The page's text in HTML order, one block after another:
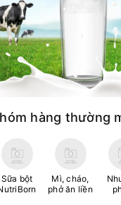
hàng thường
Sữa bột
Mì, cháo,
phở ăn liền